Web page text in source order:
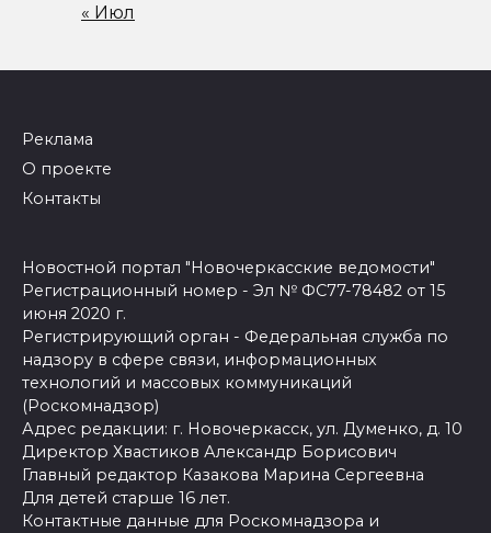
« Июл
Реклама
О проекте
Контакты
Новостной портал "Новочеркасские ведомости"
Регистрационный номер - Эл № ФС77-78482 от 15
июня 2020 г.
Регистрирующий орган - Федеральная служба по
надзору в сфере связи, информационных
технологий и массовых коммуникаций
(Роскомнадзор)
Адрес редакции: г. Новочеркасск, ул. Думенко, д. 10
Директор Хвастиков Александр Борисович
Главный редактор Казакова Марина Сергеевна
Для детей старше 16 лет.
Контактные данные для Роскомнадзора и